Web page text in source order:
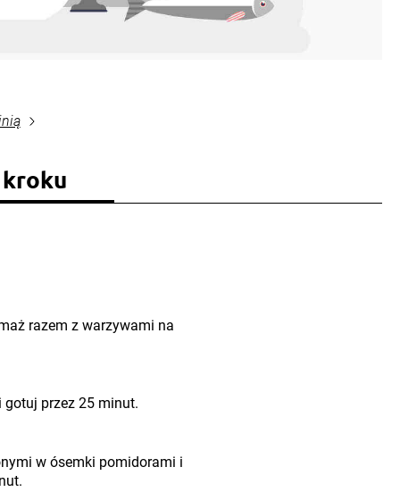
razem z warzywami na
przez 25 minut.
w ósemki pomidorami i